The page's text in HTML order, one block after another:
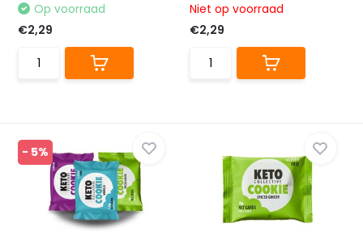
Op voorraad
€2,29
Niet op voorraad
€2,29
- 5%